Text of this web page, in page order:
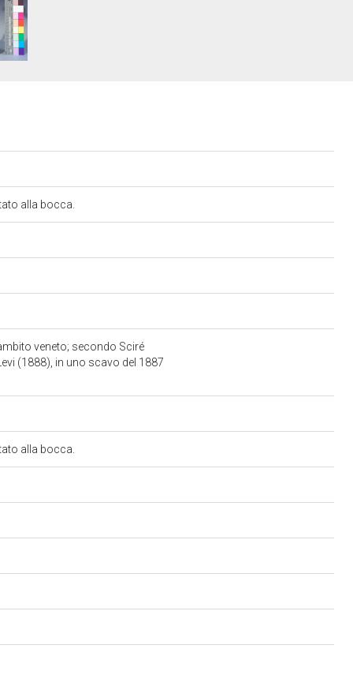
alla bocca.
veneto; secondo Sciré
(1888), in uno scavo del 1887
alla bocca.